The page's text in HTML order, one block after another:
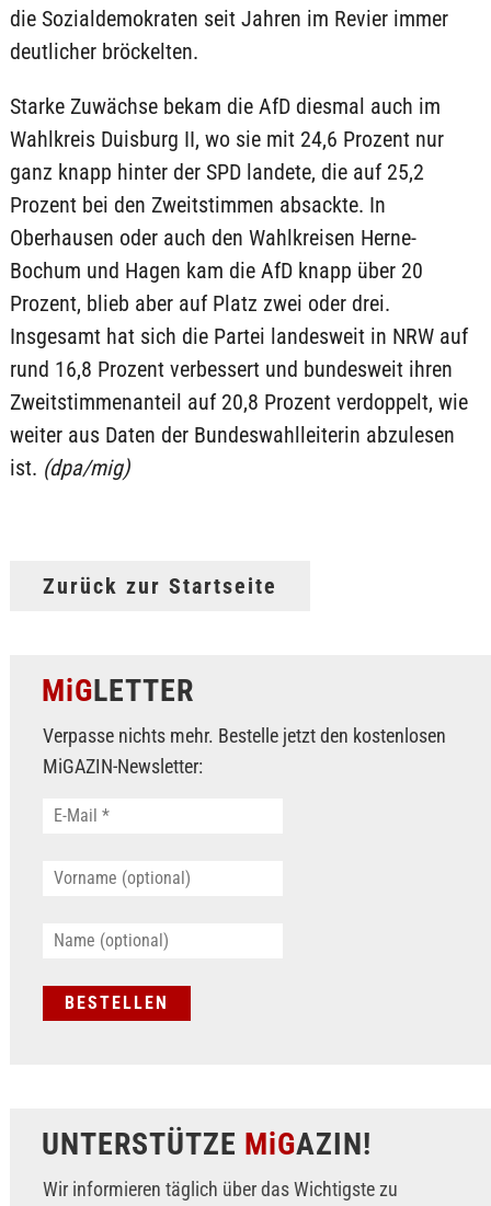
die Sozialdemokraten seit Jahren im Revier immer
deutlicher bröckelten.
Starke Zuwächse bekam die AfD diesmal auch im
Wahlkreis Duisburg II, wo sie mit 24,6 Prozent nur
ganz knapp hinter der SPD landete, die auf 25,2
Prozent bei den Zweitstimmen absackte. In
Oberhausen oder auch den Wahlkreisen Herne-
Bochum und Hagen kam die AfD knapp über 20
Prozent, blieb aber auf Platz zwei oder drei.
Insgesamt hat sich die Partei landesweit in NRW auf
rund 16,8 Prozent verbessert und bundesweit ihren
Zweitstimmenanteil auf 20,8 Prozent verdoppelt, wie
weiter aus Daten der Bundeswahlleiterin abzulesen
ist. (dpa/mig)
Zurück zur Startseite
MiGLETTER
Verpasse nichts mehr. Bestelle jetzt den kostenlosen
MiGAZIN-Newsletter:
UNTERSTÜTZE MiGAZIN!
Wir informieren täglich über das Wichtigste zu